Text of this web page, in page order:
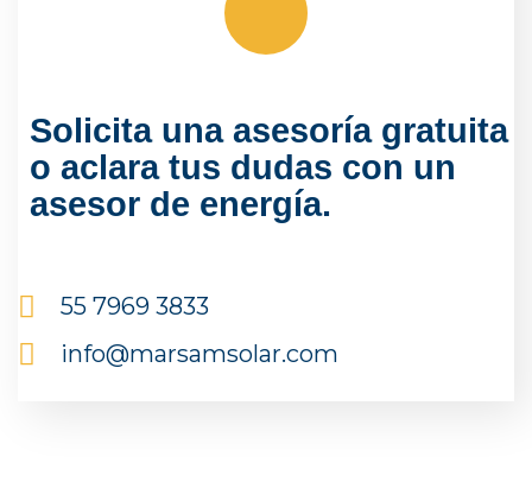
Solicita una asesoría gratuita
o aclara tus dudas con un
asesor de energía.
55 7969 3833
info@marsamsolar.com